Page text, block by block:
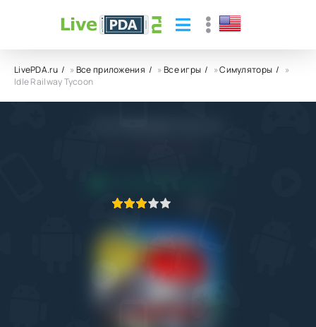
LivePDA.ru »Все приложения »Все игры »Симуляторы
»
Idle Railway Tycoon